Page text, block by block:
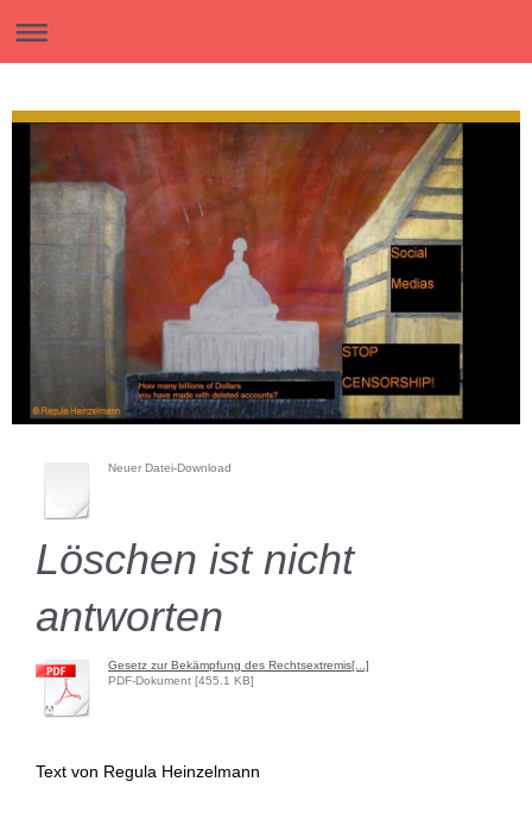
Neuer Datei-Download
Löschen ist nicht
antworten
Gesetz zur Bekämpfung des Rechtsextremis[...]
PDF-Dokument [455.1 KB]
Text von Regula Heinzelmann